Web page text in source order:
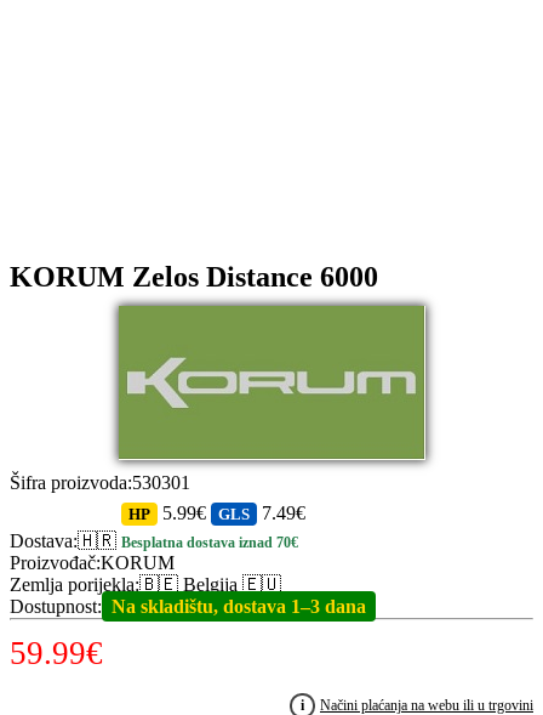
KORUM Zelos Distance 6000
Šifra proizvoda:530301
Dostava:🇭🇷
HP 5.99€ GLS 7.49€
Besplatna dostava iznad 70€
Proizvođač:KORUM
Zemlja porijekla:🇧🇪 Belgija 🇪🇺
Dostupnost: Na skladištu, dostava 1–3 dana
59.99€
i
Načini plaćanja na webu ili u trgovini